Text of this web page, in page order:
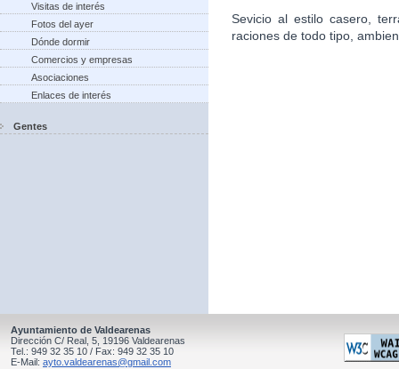
Visitas de interés
Fotos del ayer
Dónde dormir
Comercios y empresas
Asociaciones
Enlaces de interés
Gentes
Sevicio al estilo casero,
raciones de todo tipo,
Ayuntamiento de Valdearenas
Dirección C/ Real, 5, 19196 Valdearenas
Tel.: 949 32 35 10 / Fax: 949 32 35 10
E-Mail: ayto.valdearenas@gmail.com